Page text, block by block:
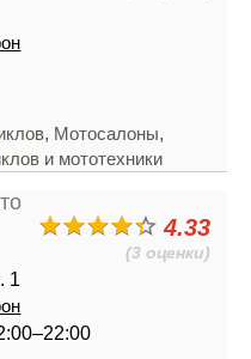
, Мотосалоны,
и мототехники
4.33
(3 оценки)
1